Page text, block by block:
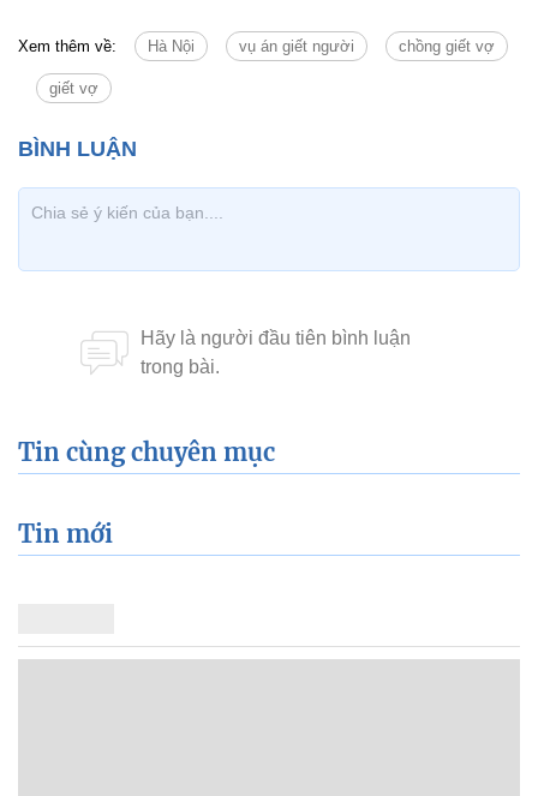
Xem thêm về: Hà Nội vụ án giết người chồng giết vợ
giết vợ
Tin cùng chuyên mục
Tin mới